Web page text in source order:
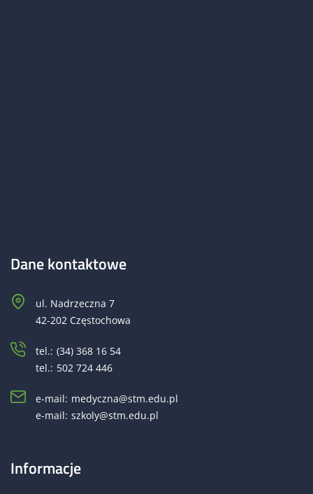
Dane kontaktowe
ul. Nadrzeczna 7
42-202 Częstochowa
tel.: (34) 368 16 54
tel.: 502 724 446
e-mail: medyczna@stm.edu.pl
e-mail: szkoly@stm.edu.pl
Informacje